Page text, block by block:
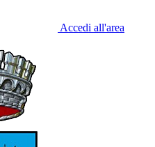
Accedi all'area